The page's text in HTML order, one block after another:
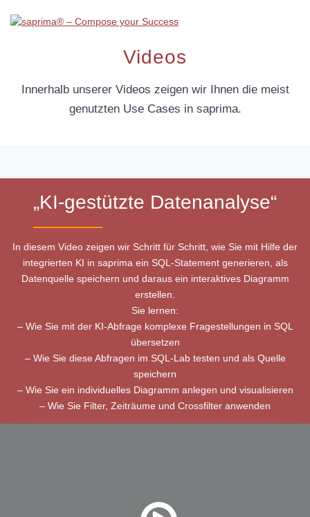
to
Videos
Innerhalb unserer Videos zeigen wir Ihnen die meist
genutzten Use Cases in saprima.
„KI-gestützte Datenanalyse“
In diesem Video zeigen wir Schritt für Schritt, wie Sie mit Hilfe der
integrierten KI in saprima ein SQL-Statement generieren, als
Datenquelle speichern und daraus ein interaktives Diagramm
erstellen.
Sie lernen:
– Wie Sie mit der KI-Abfrage komplexe Fragestellungen in SQL
übersetzen
– Wie Sie diese Abfragen im SQL-Lab testen und als Quelle
speichern
– Wie Sie ein individuelles Diagramm anlegen und visualisieren
– Wie Sie Filter, Zeiträume und Crossfilter anwenden